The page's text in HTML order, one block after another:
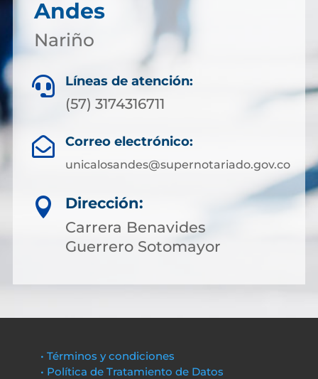
Andes
Nariño
 Líneas de atención:
(57) 3174316711
 Correo electrónico:
unicalosandes@supernotariado.gov.co

Dirección:
Carrera Benavides
Guerrero Sotomayor
• Términos y condiciones
• Política de Tratamiento de Datos